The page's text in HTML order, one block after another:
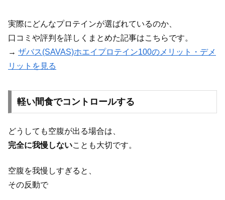
実際にどんなプロテインが選ばれているのか、
口コミや評判を詳しくまとめた記事はこちらです。
→ ザバス(SAVAS)ホエイプロテイン100のメリット・デメ
リットを見る
軽い間食でコントロールする
どうしても空腹が出る場合は、
完全に我慢しないことも大切です。
空腹を我慢しすぎると、
その反動で